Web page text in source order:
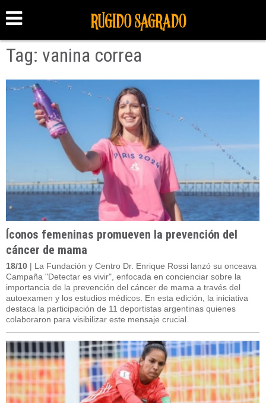
Tag: vanina correa
Íconos femeninas promueven la prevención del
cáncer de mama
18/10 | La Fundación y Centro Dr. Enrique Rossi lanzó su onceava
Campaña "Detectar es vivir", enfocada en concienciar sobre la
importancia de la prevención del cáncer de mama a través del
autoexamen y los estudios médicos. En esta edición, la iniciativa
destaca la participación de 11 deportistas argentinas quienes
colaboraron para visibilizar este mensaje crucial.